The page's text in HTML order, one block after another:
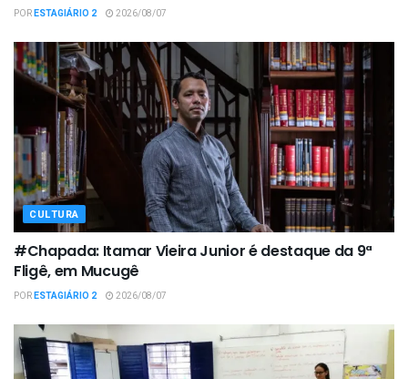
PORESTAGIÁRIO 2 2026/08/07
CULTURA
#Chapada: Itamar Vieira Junior é destaque da 9ª
Fligê, em Mucugê
PORESTAGIÁRIO 2 2026/08/07